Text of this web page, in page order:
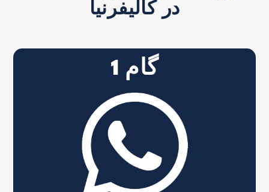
در کالیفرنیا
گام 1